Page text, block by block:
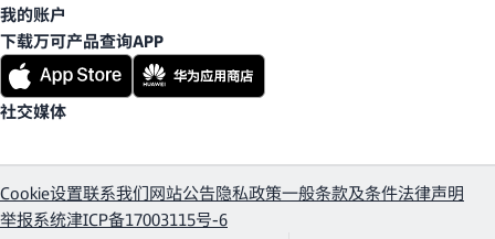
我的账户
下载万可产品查询APP
社交媒体
Cookie设置联系我们网站公告隐私政策一般条款及条件法律声明
举报系统津ICP备17003115号-6